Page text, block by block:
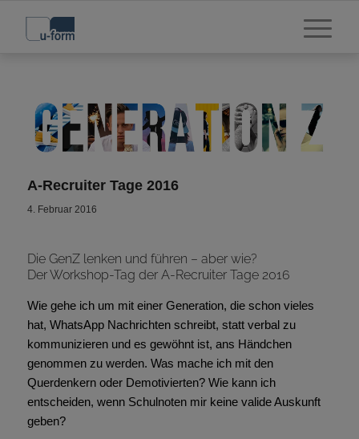
A-Recruiter Tage 2016
4. Februar 2016
Die GenZ lenken und führen – aber wie?
Der Workshop-Tag der A-Recruiter Tage 2016
Wie gehe ich um mit einer Generation, die schon vieles
hat, WhatsApp Nachrichten schreibt, statt verbal zu
kommunizieren und es gewöhnt ist, ans Händchen
genommen zu werden. Was mache ich mit den
Querdenkern oder Demotivierten? Wie kann ich
entscheiden, wenn Schulnoten mir keine valide Auskunft
geben?